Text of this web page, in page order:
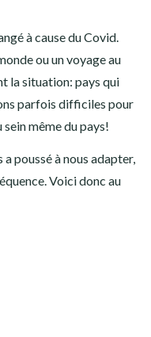
à cause du Covid.
ou un voyage au
la situation: pays qui
parfois difficiles pour
même du pays!
poussé à nous adapter,
Voici donc au